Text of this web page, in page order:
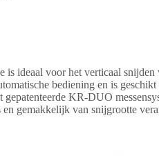
ideaal voor het verticaal snijden
bediening en is
KR-DUO
gemakkelijk van snijgrootte